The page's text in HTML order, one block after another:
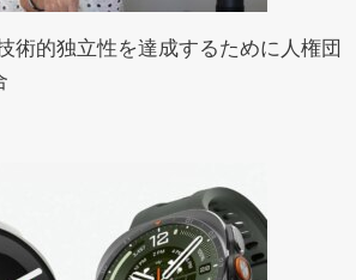
術的独立性を達成するために人権団